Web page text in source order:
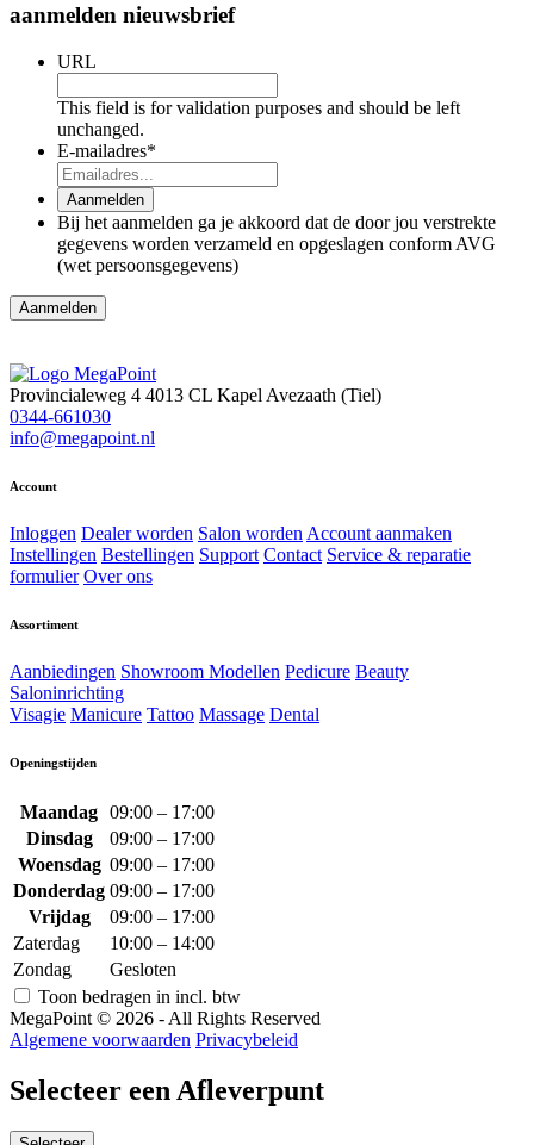
aanmelden nieuwsbrief
URL
This field is for validation purposes and should be left
unchanged.
E-mailadres*
Aanmelden
Bij het aanmelden ga je akkoord dat de door jou verstrekte
gegevens worden verzameld en opgeslagen conform AVG
(wet persoonsgegevens)
Aanmelden
Provincialeweg 4 4013 CL Kapel Avezaath (Tiel)
0344-661030
info@megapoint.nl
Account
Inloggen Dealer worden Salon worden Account aanmaken
Instellingen Bestellingen Support Contact Service & reparatie
formulier Over ons
Assortiment
Aanbiedingen Showroom Modellen Pedicure Beauty
Saloninrichting
Visagie Manicure Tattoo Massage Dental
Openingstijden
Maandag 09:00 – 17:00
Dinsdag
09:00 – 17:00
Woensdag 09:00 – 17:00
Donderdag 09:00 – 17:00
Vrijdag
09:00 – 17:00
Zaterdag
10:00 – 14:00
Zondag
Gesloten
Toon bedragen in incl. btw
MegaPoint © 2026 - All Rights Reserved
Algemene voorwaarden Privacybeleid
Selecteer een Afleverpunt